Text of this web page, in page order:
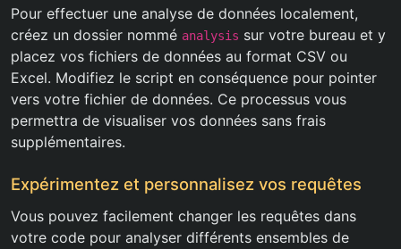
Pour effectuer une analyse de données localement,
créez un dossier nommé analysis sur votre bureau et y
placez vos fichiers de données au format CSV ou
Excel. Modifiez le script en conséquence pour pointer
vers votre fichier de données. Ce processus vous
permettra de visualiser vos données sans frais
supplémentaires.
Expérimentez et personnalisez vos requêtes
Vous pouvez facilement changer les requêtes dans
votre code pour analyser différents ensembles de